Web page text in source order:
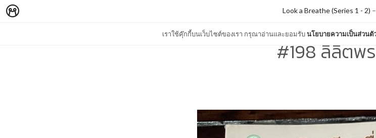
เราใช้คุ๊กกี้บนเว็บไซต์ของเรา กรุณาอ่านและยอมรับนโยบายความเป็นส่วนตั
Look a Breathe (Series 1 - 2) –
#198 ลิลิตพ